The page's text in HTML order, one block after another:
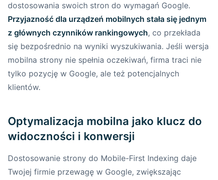
dostosowania swoich stron do wymagań Google.
Przyjazność dla urządzeń mobilnych stała się jednym
z głównych czynników rankingowych, co przekłada
się bezpośrednio na wyniki wyszukiwania. Jeśli wersja
mobilna strony nie spełnia oczekiwań, firma traci nie
tylko pozycję w Google, ale też potencjalnych
klientów.
Optymalizacja mobilna jako klucz do
widoczności i konwersji
Dostosowanie strony do Mobile-First Indexing daje
Twojej firmie przewagę w Google, zwiększając
Znaczenie Core Web Vitals dla mobilnej wersji
strony
Czym są Core Web Vitals i dlaczego
mają znaczenie?
Narzędzia do mierzenia Core Web
Vitals
Praktyczne wskazówki na poprawę
Core Web Vitals